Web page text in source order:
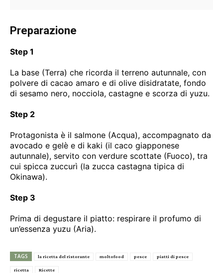
Preparazione
Step 1
La base (Terra) che ricorda il terreno autunnale, con
polvere di cacao amaro e di olive disidratate, fondo
di sesamo nero, nocciola, castagne e scorza di yuzu.
Step 2
Protagonista è il salmone (Acqua), accompagnato da
avocado e gelè e di kaki (il caco giapponese
autunnale), servito con verdure scottate (Fuoco), tra
cui spicca zuccurì (la zucca castagna tipica di
Okinawa).
Step 3
Prima di degustare il piatto: respirare il profumo di
un’essenza yuzu (Aria).
TAGS la ricetta del ristorante moltofood pesce piatti di pesce
ricetta Ricette